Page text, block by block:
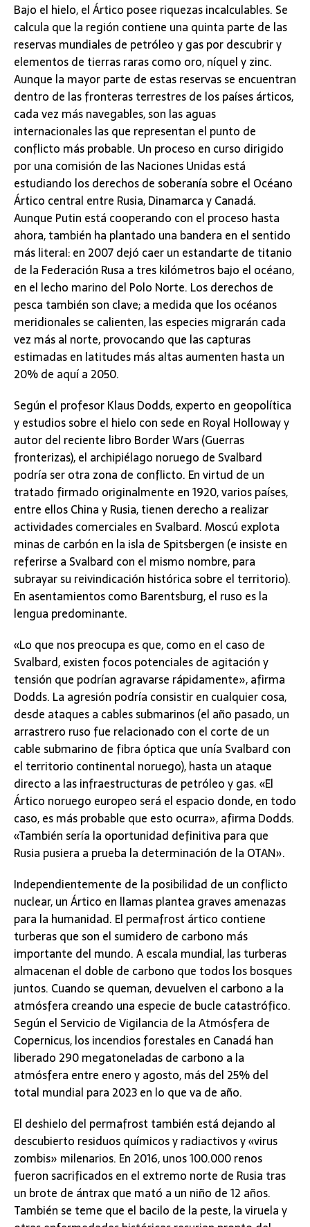
Bajo el hielo, el Ártico posee riquezas incalculables. Se
calcula que la región contiene una quinta parte de las
reservas mundiales de petróleo y gas por descubrir y
elementos de tierras raras como oro, níquel y zinc.
Aunque la mayor parte de estas reservas se encuentran
dentro de las fronteras terrestres de los países árticos,
cada vez más navegables, son las aguas
internacionales las que representan el punto de
conflicto más probable. Un proceso en curso dirigido
por una comisión de las Naciones Unidas está
estudiando los derechos de soberanía sobre el Océano
Ártico central entre Rusia, Dinamarca y Canadá.
Aunque Putin está cooperando con el proceso hasta
ahora, también ha plantado una bandera en el sentido
más literal: en 2007 dejó caer un estandarte de titanio
de la Federación Rusa a tres kilómetros bajo el océano,
en el lecho marino del Polo Norte. Los derechos de
pesca también son clave; a medida que los océanos
meridionales se calienten, las especies migrarán cada
vez más al norte, provocando que las capturas
estimadas en latitudes más altas aumenten hasta un
20% de aquí a 2050.
Según el profesor Klaus Dodds, experto en geopolítica
y estudios sobre el hielo con sede en Royal Holloway y
autor del reciente libro Border Wars (Guerras
fronterizas), el archipiélago noruego de Svalbard
podría ser otra zona de conflicto. En virtud de un
tratado firmado originalmente en 1920, varios países,
entre ellos China y Rusia, tienen derecho a realizar
actividades comerciales en Svalbard. Moscú explota
minas de carbón en la isla de Spitsbergen (e insiste en
referirse a Svalbard con el mismo nombre, para
subrayar su reivindicación histórica sobre el territorio).
En asentamientos como Barentsburg, el ruso es la
lengua predominante.
«Lo que nos preocupa es que, como en el caso de
Svalbard, existen focos potenciales de agitación y
tensión que podrían agravarse rápidamente», afirma
Dodds. La agresión podría consistir en cualquier cosa,
desde ataques a cables submarinos (el año pasado, un
arrastrero ruso fue relacionado con el corte de un
cable submarino de fibra óptica que unía Svalbard con
el territorio continental noruego), hasta un ataque
directo a las infraestructuras de petróleo y gas. «El
Ártico noruego europeo será el espacio donde, en todo
caso, es más probable que esto ocurra», afirma Dodds.
«También sería la oportunidad definitiva para que
Rusia pusiera a prueba la determinación de la OTAN».
Independientemente de la posibilidad de un conflicto
nuclear, un Ártico en llamas plantea graves amenazas
para la humanidad. El permafrost ártico contiene
turberas que son el sumidero de carbono más
importante del mundo. A escala mundial, las turberas
almacenan el doble de carbono que todos los bosques
juntos. Cuando se queman, devuelven el carbono a la
atmósfera creando una especie de bucle catastrófico.
Según el Servicio de Vigilancia de la Atmósfera de
Copernicus, los incendios forestales en Canadá han
liberado 290 megatoneladas de carbono a la
atmósfera entre enero y agosto, más del 25% del
total mundial para 2023 en lo que va de año.
El deshielo del permafrost también está dejando al
descubierto residuos químicos y radiactivos y «virus
zombis» milenarios. En 2016, unos 100.000 renos
fueron sacrificados en el extremo norte de Rusia tras
un brote de ántrax que mató a un niño de 12 años.
También se teme que el bacilo de la peste, la viruela y